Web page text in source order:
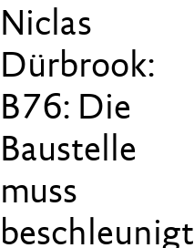
Niclas
Dürbrook:
B76: Die
Baustelle
muss
beschleunigt